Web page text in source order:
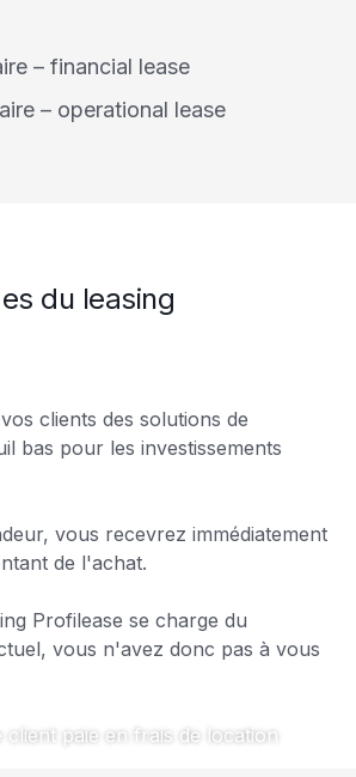
– financial lease
– operational lease
du leasing
clients des solutions de
bas pour les investissements
vous recevrez immédiatement
de l'achat.
Profilease se charge du
vous n'avez donc pas à vous
client paie en frais de location